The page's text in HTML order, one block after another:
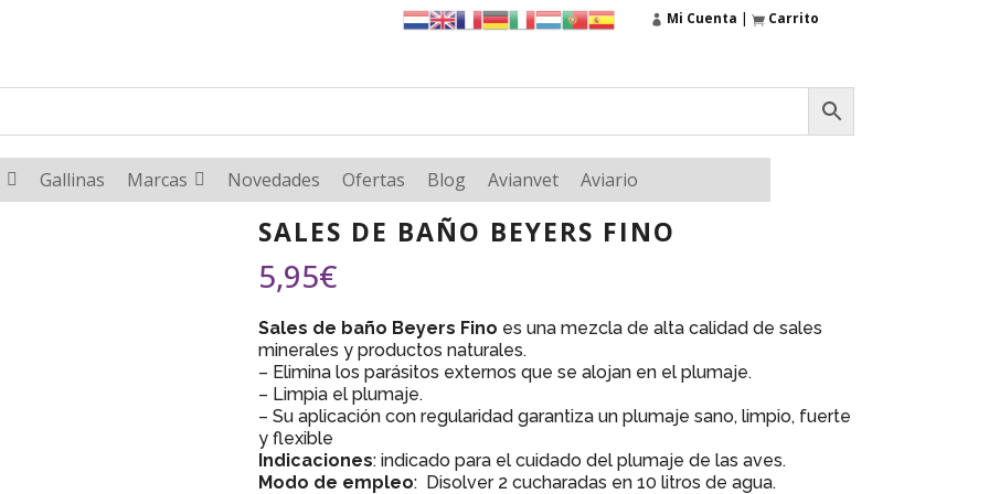
Mi Cuenta | Carrito
Gallinas Marcas Novedades Ofertas Blog Avianvet Aviario
SALES DE BAÑO BEYERS FINO
5,95€
Sales de baño Beyers Fino es una mezcla de alta calidad de sales
minerales y productos naturales.
– Elimina los parásitos externos que se alojan en el plumaje.
– Limpia el plumaje.
– Su aplicación con regularidad garantiza un plumaje sano, limpio, fuerte
y flexible
Indicaciones: indicado para el cuidado del plumaje de las aves.
Modo de empleo: Disolver 2 cucharadas en 10 litros de agua.